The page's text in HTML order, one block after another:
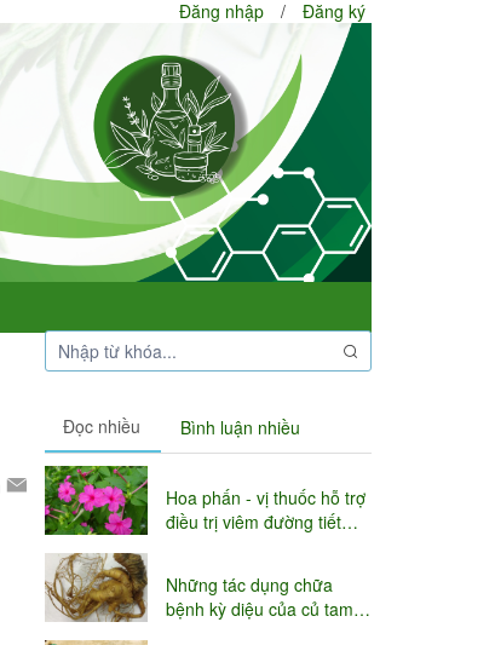
Đăng nhập / Đăng ký
Đọc nhiều Bình luận nhiều
Hoa phấn - vị thuốc hỗ trợ
điều trị viêm đường tiết
Những tác dụng chữa
bệnh kỳ diệu của củ tam